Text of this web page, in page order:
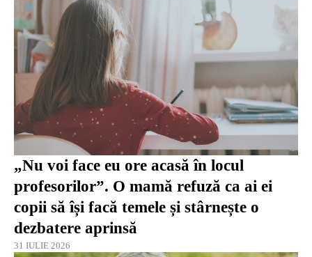
„Nu voi face eu ore acasă în locul
profesorilor”. O mamă refuză ca ai ei
copii să își facă temele și stârnește o
dezbatere aprinsă
31 IULIE 2026